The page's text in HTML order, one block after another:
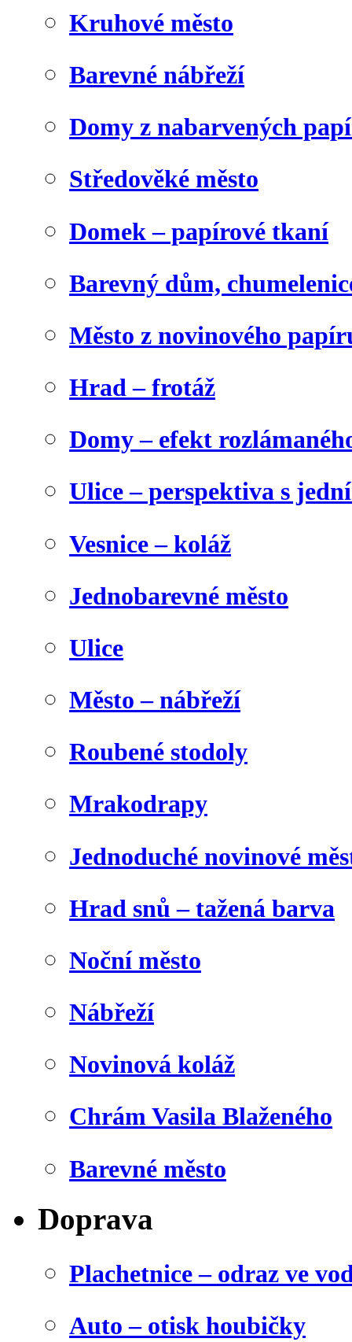
Kruhové město
Barevné nábřeží
Domy z nabarvených
Středověké město
Domek – papírové tkaní
Barevný dům,
Město z novinového
Hrad – frotáž
Domy – efekt
Ulice – perspektiva s
Vesnice – koláž
Jednobarevné město
Ulice
Město – nábřeží
Roubené stodoly
Mrakodrapy
Jednoduché novinové
Hrad snů – tažená barva
Noční město
Nábřeží
Novinová koláž
Chrám Vasila Blaženého
Barevné město
Doprava
Plachetnice – odraz ve
Auto – otisk houbičky